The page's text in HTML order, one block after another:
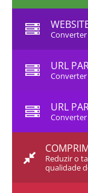
Converter
URL
Converter
URL
Converter
Reduzir o
qualidade